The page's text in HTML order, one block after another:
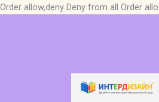
Order allow,deny Deny from all Order
LinkedIn
Instagram